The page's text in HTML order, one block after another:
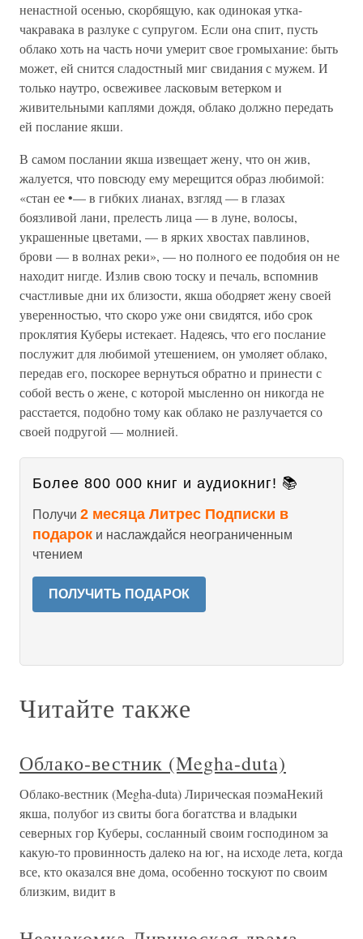
ненастной осенью, скорбя­щую, как одинокая утка-
чакравака в разлуке с супругом. Если она спит, пусть
облако хоть на часть ночи умерит свое громыхание: быть
может, ей снится сладостный миг свидания с мужем. И
только наут­ро, освеживее ласковым ветерком и
живительными каплями дождя, облако должно передать
ей послание якши.
В самом послании якша извещает жену, что он жив,
жалуется, что повсюду ему мерещится образ любимой:
«стан ее •— в гибких ли­анах, взгляд — в глазах
боязливой лани, прелесть лица — в луне, во­лосы,
украшенные цветами, — в ярких хвостах павлинов,
брови — в волнах реки», — но полного ее подобия он не
находит нигде. Излив свою тоску и печаль, вспомнив
счастливые дни их близости, якша ободряет жену своей
уверенностью, что скоро уже они свидятся, ибо срок
проклятия Куберы истекает. Надеясь, что его послание
послу­жит для любимой утешением, он умоляет облако,
передав его, поско­рее вернуться обратно и принести с
собой весть о жене, с которой мысленно он никогда не
расстается, подобно тому как облако не раз­лучается со
своей подругой — молнией.
Более 800 000 книг и аудиокниг! 📚
Получи 2 месяца Литрес Подписки в
подарок и наслаждайся неограниченным
чтением
ПОЛУЧИТЬ ПОДАРОК
Читайте также
Облако-вестник (Megha-duta)
Облако-вестник (Megha-duta) Лирическая поэмаНекий
якша, полубог из свиты бога богатства и владыки
северных гор Куберы, сосланный своим господином за
какую-то провинность далеко на юг, на исходе лета, когда
все, кто оказался вне дома, особенно тоскуют по своим
близким, видит в